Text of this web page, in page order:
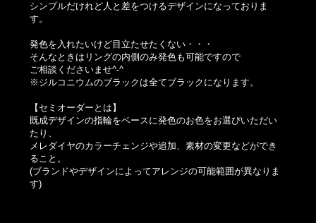
シンプルだけれど人と差をつけるデザインになっておりま
す。
発色を入れたいけど目立たせたくない・・・
そんなときはリングの内側のみ発色も可能ですので
ご相談くださいませ^-^
※ジルコニウムのブラックは全てブラックになります。
【セミオーダーとは】
既成デザインの指輪をベースに発色のお色をお選びいただい
たり、
メレダイヤのカラーチェンジや追加、素材の変更などができ
ること。
(ブランドやデザインによってアレンジの可能範囲が異なりま
す)